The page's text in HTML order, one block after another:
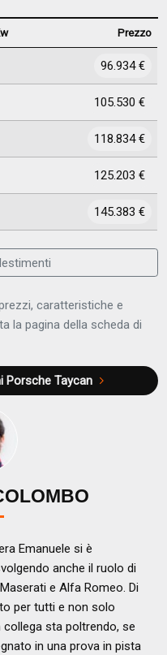
Prezzo
96.934 €
105.530 €
118.834 €
125.203 €
145.383 €
caratteristiche e
la pagina della scheda di
Porsche Taycan
Emanuele si è
anche il ruolo di
e Alfa Romeo. Di
per tutti e non solo
sta poltrendo, se
in una prova in pista